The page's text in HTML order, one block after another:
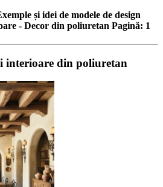
și idei de modele de design
- Decor din poliuretan Pagină: 1
interioare din poliuretan